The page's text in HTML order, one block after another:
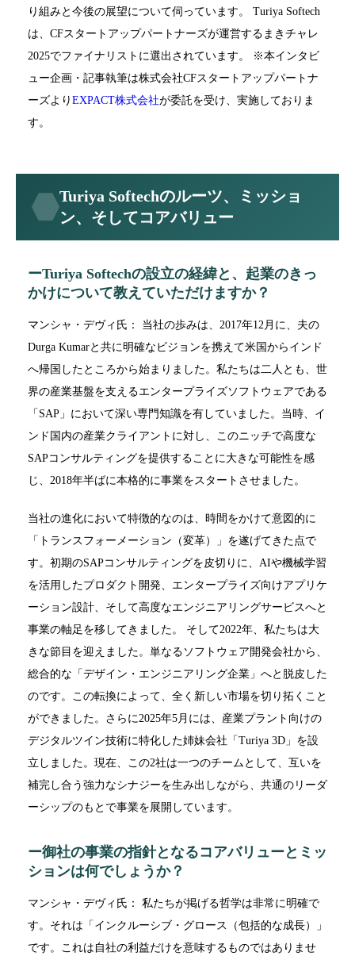
り組みと今後の展望について伺っています。 Turiya Softech
は、CFスタートアップパートナーズが運営するまきチャレ
2025でファイナリストに選出されています。 ※本インタビ
ュー企画・記事執筆は株式会社CFスタートアップパートナ
ーズより EXPACT株式会社が委託を受け、実施しておりま
す。
Turiya Softechのルーツ、ミッショ
ン、そしてコアバリュー
ーTuriya Softechの設立の経緯と、起業のきっ
かけについて教えていただけますか？
マンシャ・デヴィ氏： 当社の歩みは、2017年12月に、夫の
Durga Kumarと共に明確なビジョンを携えて米国からインド
へ帰国したところから始まりました。私たちは二人とも、世
界の産業基盤を支えるエンタープライズソフトウェアである
「SAP」において深い専門知識を有していました。当時、イ
ンド国内の産業クライアントに対し、このニッチで高度な
SAPコンサルティングを提供することに大きな可能性を感
じ、2018年半ばに本格的に事業をスタートさせました。
当社の進化において特徴的なのは、時間をかけて意図的に
「トランスフォーメーション（変革）」を遂げてきた点で
す。初期のSAPコンサルティングを皮切りに、AIや機械学習
を活用したプロダクト開発、エンタープライズ向けアプリケ
ーション設計、そして高度なエンジニアリングサービスへと
事業の軸足を移してきました。 そして2022年、私たちは大
きな節目を迎えました。単なるソフトウェア開発会社から、
総合的な「デザイン・エンジニアリング企業」へと脱皮した
のです。この転換によって、全く新しい市場を切り拓くこと
ができました。さらに2025年5月には、産業プラント向けの
デジタルツイン技術に特化した姉妹会社「Turiya 3D」を設
立しました。現在、この2社は一つのチームとして、互いを
補完し合う強力なシナジーを生み出しながら、共通のリーダ
ーシップのもとで事業を展開しています。
ー御社の事業の指針となるコアバリューとミッ
ションは何でしょうか？
マンシャ・デヴィ氏： 私たちが掲げる哲学は非常に明確で
す。それは「インクルーシブ・グロース（包括的な成長）」
です。これは自社の利益だけを意味するものではありませ